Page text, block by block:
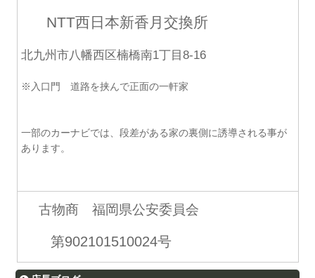
NTT西日本新香月交換所
北九州市八幡西区楠橋南1丁目8-16
※入口門 道路を挟んで正面の一軒家
一部のカーナビでは、段差がある家の裏側に誘導される事が
あります。
古物商 福岡県公安委員会
第902101510024号